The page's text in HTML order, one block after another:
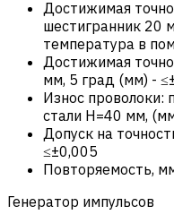
Достижимая
шестигранник 20
температура в
Достижимая
мм, 5 град (мм) -
Износ проволоки:
стали Н=40 мм,
Допуск на
≤±0,005
Повторяемость,
Генератор импульсов